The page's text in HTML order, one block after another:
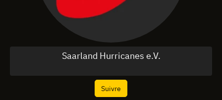
Saarland Hurricanes e.V.
Suivre